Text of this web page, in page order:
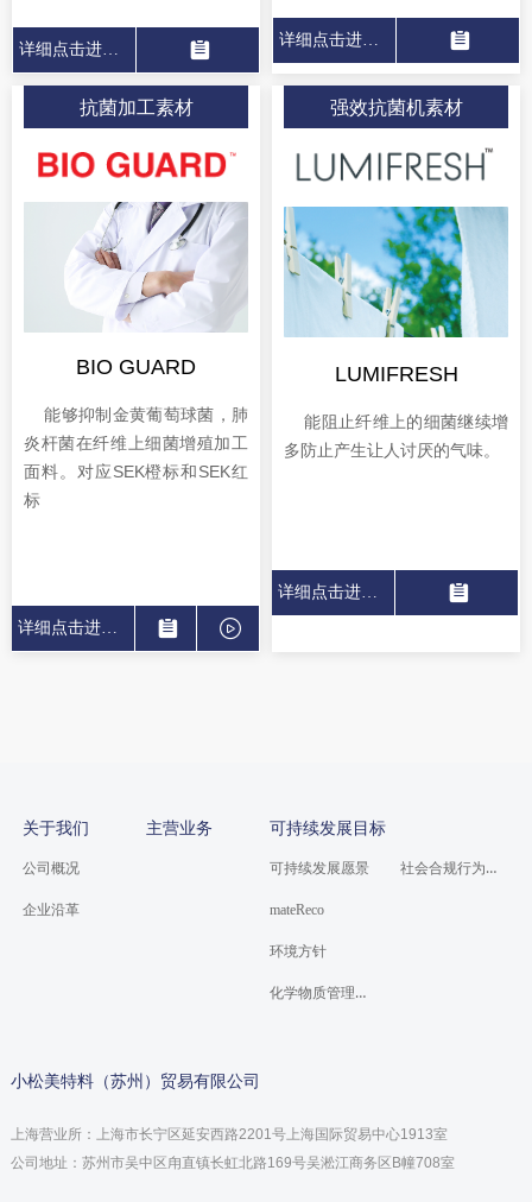
详细点击进入 뀳 详细点击进入 뀳
强效抗菌机素材
LUMIFRESH
能阻止纤维上的细菌继续增
多防止产生让人讨厌的气味。
详细点击进入 뀳
抗菌加工素材
BIO GUARD
能够抑制金黄葡萄球菌，肺
炎杆菌在纤维上细菌增殖加工
面料。对应SEK橙标和SEK红
标
详细点击进入 뀳 ꄤ
小松美特料（苏州）贸易有限公司
上海营业所：上海市长宁区延安西路2201号上海国际贸易中心1913室
公司地址：苏州市吴中区甪直镇长虹北路169号吴淞江商务区B幢708室
关于我们
公司概况
企业沿革
主营业务 可持续发展目标
可持续发展愿景
mateReco
环境方针
化学物质管理方针
社会合规行为准则